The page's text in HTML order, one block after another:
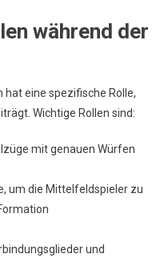
während der
eine spezifische Rolle,
Wichtige Rollen sind:
mit genauen Würfen
um die Mittelfeldspieler zu
und